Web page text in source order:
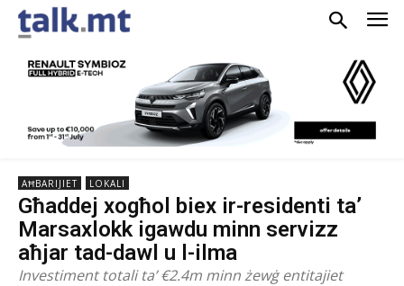
AĦBARIJIET LOKALI
Għaddej xogħol biex ir-residenti ta’
Marsaxlokk igawdu minn servizz
aħjar tad-dawl u l-ilma
Investiment totali ta’ €2.4m minn żewġ entitajiet